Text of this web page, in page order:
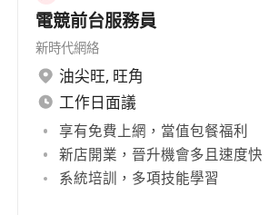
完成試喫評估與反饋整理。
維護操作區域與設備清潔，定
櫃、攪拌機等器具保養與消毒
全衛生管理規範。
工作要求
具備至少1年以上甜點製作實務
丁（如卡士達布丁、抹茶布丁
電競前台服務員
新時代網絡
油尖旺, 旺角
工作日面議
享有免費上網，當值包餐福利
新店開業，晉升機會多且速度快
系統培訓，多項技能學習